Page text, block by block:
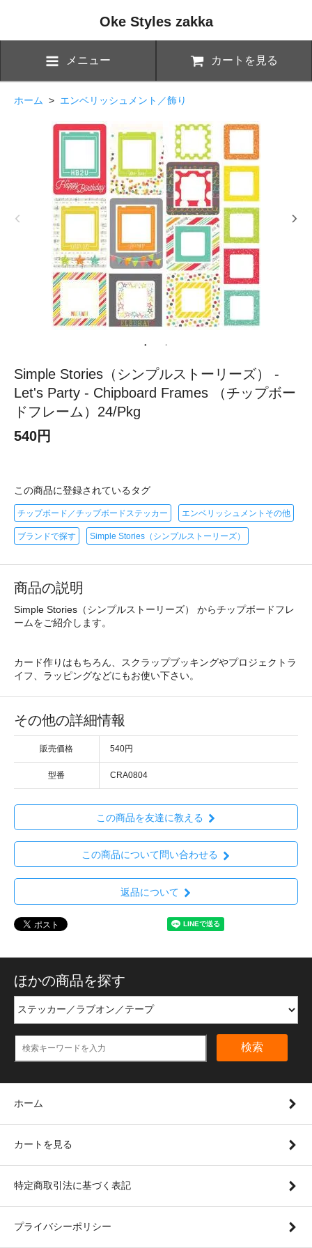
Oke Styles zakka
メニュー カートを見る
ホーム > エンベリッシュメント／飾り
Simple Stories（シンプルストーリーズ） -
Let's Party - Chipboard Frames （チップボー
ドフレーム）24/Pkg
540円
この商品に登録されているタグ
チップボード／チップボードステッカー エンベリッシュメントその他
ブランドで探す Simple Stories（シンプルストーリーズ）
商品の説明
Simple Stories（シンプルストーリーズ） からチップボードフレ
ームをご紹介します。
カード作りはもちろん、スクラップブッキングやプロジェクトラ
イフ、ラッピングなどにもお使い下さい。
その他の詳細情報
販売価格 540円
型番 CRA0804
この商品を友達に教える
この商品について問い合わせる
返品について
ほかの商品を探す
検索
ホーム
カートを見る
特定商取引法に基づく表記
プライバシーポリシー